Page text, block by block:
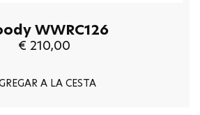
WWRC126
€ 210,00
A LA CESTA